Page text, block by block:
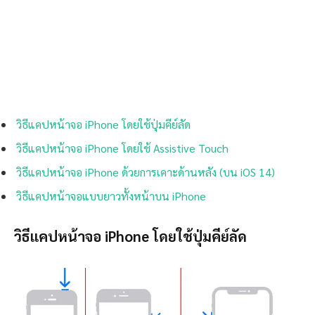
วิธีแคปหน้าจอ iPhone โดยใช้ปุ่มคีย์ลัด
วิธีแคปหน้าจอ iPhone โดยใช้ Assistive Touch
วิธีแคปหน้าจอ iPhone ด้วยการเคาะด้านหลัง (บน iOS 14)
วิธีแคปหน้าจอแบบยาวทั้งหน้าบน iPhone
วิธีแคปหน้าจอ iPhone โดยใช้ปุ่มคีย์ลัด